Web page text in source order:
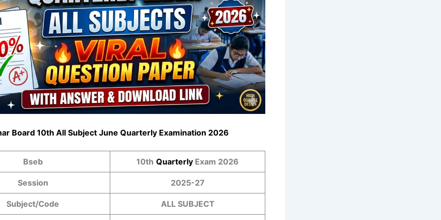
Board 10th All Subject June Quarterly Examination 2026
Bseb 10th Quarterly Exam 2026
Session 2025-27
Subject/Code ALL SUBJECT